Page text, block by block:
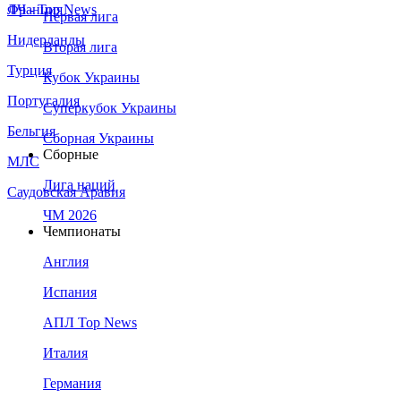
Франция
Нидерланды
Турция
Португалия
Бельгия
МЛС
Саудовская Аравия
ЛЧ - Top News
Первая лига
Вторая лига
Кубок Украины
Суперкубок Украины
Сборная Украины
Сборные
Лига наций
ЧМ 2026
Чемпионаты
Англия
Испания
АПЛ Top News
Италия
Германия